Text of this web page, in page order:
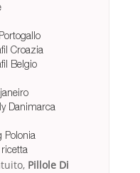
Croazia
Belgio
Danimarca
Polonia
Pillole Di